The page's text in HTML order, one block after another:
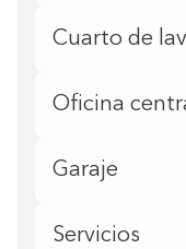
Cuarto de
Oficina
Garaje
Servicios